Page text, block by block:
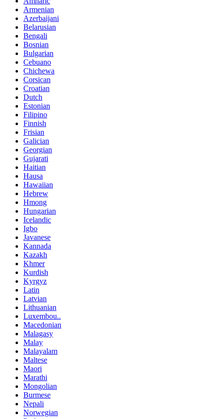
Armenian
Azerbaijani
Belarusian
Bengali
Bosnian
Bulgarian
Cebuano
Chichewa
Corsican
Croatian
Dutch
Estonian
Filipino
Finnish
Frisian
Galician
Georgian
Gujarati
Haitian
Hausa
Hawaiian
Hebrew
Hmong
Hungarian
Icelandic
Igbo
Javanese
Kannada
Kazakh
Khmer
Kurdish
Kyrgyz
Latin
Latvian
Lithuanian
Luxembou..
Macedonian
Malagasy
Malay
Malayalam
Maltese
Maori
Marathi
Mongolian
Burmese
Nepali
Norwegian